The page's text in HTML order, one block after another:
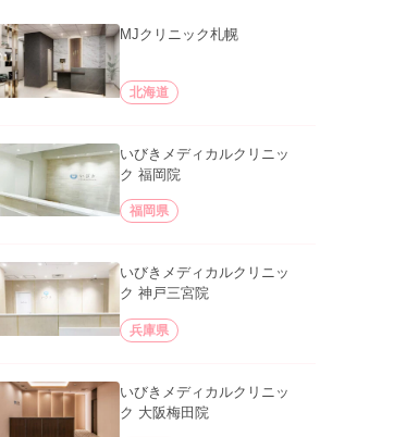
MJクリニック札幌
北海道
いびきメディカルクリニッ
ク 福岡院
福岡県
いびきメディカルクリニッ
ク 神戸三宮院
兵庫県
いびきメディカルクリニッ
ク 大阪梅田院